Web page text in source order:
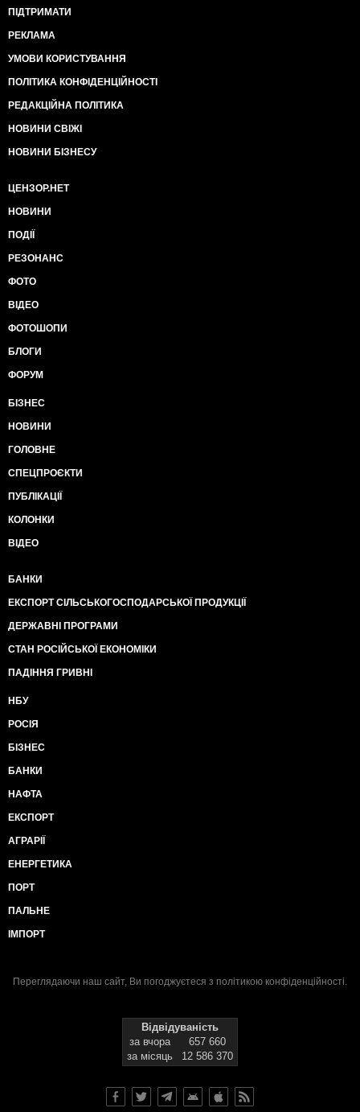
ПІДТРИМАТИ
РЕКЛАМА
УМОВИ КОРИСТУВАННЯ
ПОЛІТИКА КОНФІДЕНЦІЙНОСТІ
РЕДАКЦІЙНА ПОЛІТИКА
НОВИНИ СВІЖІ
НОВИНИ БІЗНЕСУ
ЦЕНЗОР.НЕТ
НОВИНИ
ПОДІЇ
РЕЗОНАНС
ФОТО
ВІДЕО
ФОТОШОПИ
БЛОГИ
ФОРУМ
БІЗНЕС
НОВИНИ
ГОЛОВНЕ
СПЕЦПРОЄКТИ
ПУБЛІКАЦІЇ
КОЛОНКИ
ВІДЕО
БАНКИ
ЕКСПОРТ СІЛЬСЬКОГОСПОДАРСЬКОЇ ПРОДУКЦІЇ
ДЕРЖАВНІ ПРОГРАМИ
СТАН РОСІЙСЬКОЇ ЕКОНОМІКИ
ПАДІННЯ ГРИВНІ
НБУ
РОСІЯ
БІЗНЕС
БАНКИ
НАФТА
ЕКСПОРТ
АГРАРІЇ
ЕНЕРГЕТИКА
ПОРТ
ПАЛЬНЕ
ІМПОРТ
Переглядаючи наш сайт, Ви погоджуєтеся з політикою конфіденційності.
Відвідуваність
за вчора
657 660
за місяць
12 586 370